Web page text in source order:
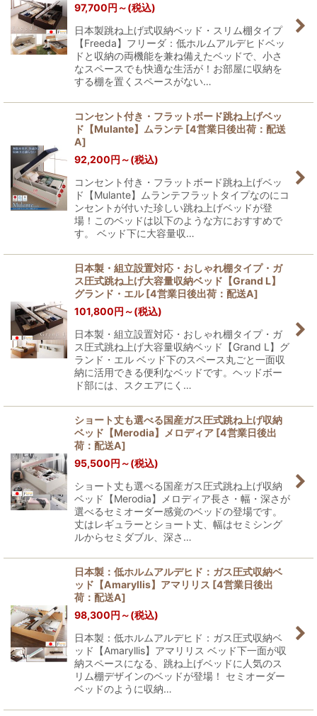
97,700円 ～(税込)
日本製跳ね上げ式収納ベッド・スリム棚タイプ
【Freeda】フリーダ：低ホルムアルデヒドベッ
ドと収納の両機能を兼ね備えたベッドで、小さ
なスペースでも快適な生活が！お部屋に収納を
する棚を置くスペースがない…
コンセント付き・フラットボード跳ね上げベッ
ド【Mulante】ムランテ [4営業日後出荷：配送
A]
92,200円 ～(税込)
コンセント付き・フラットボード跳ね上げベッ
ド【Mulante】ムランテフラットタイプなのにコ
ンセントが付いた珍しい跳ね上げベッドが登
場！このベッドは以下のような方におすすめで
す。 ベッド下に大容量収…
日本製・組立設置対応・おしゃれ棚タイプ・ガ
ス圧式跳ね上げ大容量収納ベッド【Grand L】
グランド・エル [4営業日後出荷：配送A]
101,800円 ～(税込)
日本製・組立設置対応・おしゃれ棚タイプ・ガ
ス圧式跳ね上げ大容量収納ベッド【Grand L】グ
ランド・エル ベッド下のスペース丸ごと一面収
納に活用できる便利なベッドです。ヘッドボー
ド部には、スクエアにく…
ショート丈も選べる国産ガス圧式跳ね上げ収納
ベッド【Merodia】メロディア [4営業日後出
荷：配送A]
95,500円 ～(税込)
ショート丈も選べる国産ガス圧式跳ね上げ収納
ベッド【Merodia】メロディア長さ・幅・深さが
選べるセミオーダー感覚のベッドの登場です。
丈はレギュラーとショート丈、幅はセミシング
ルからセミダブル、深さ…
日本製：低ホルムアルデヒド：ガス圧式収納ベ
ッド【Amaryllis】アマリリス [4営業日後出
荷：配送A]
98,300円 ～(税込)
日本製：低ホルムアルデヒド：ガス圧式収納ベ
ッド【Amaryllis】アマリリス ベッド下一面が収
納スペースになる、跳ね上げベッドに人気のス
リム棚デザインのベッドが登場！ セミオーダー
ベッドのように収納…